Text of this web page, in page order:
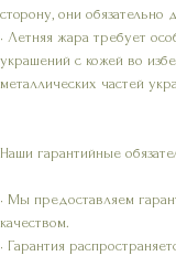
сторону, они
• Летняя жара требует
украшений с кожей во
металлических частей
Наши гарантийные
• Мы предоставляем
качеством.
• Гарантия